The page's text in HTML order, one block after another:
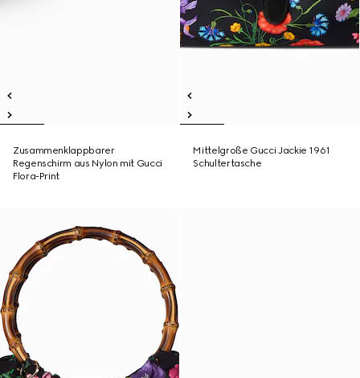
Zusammenklappbarer
Regenschirm aus Nylon mit Gucci
Flora-Print
Mittelgroße Gucci Jackie 1961
Schultertasche